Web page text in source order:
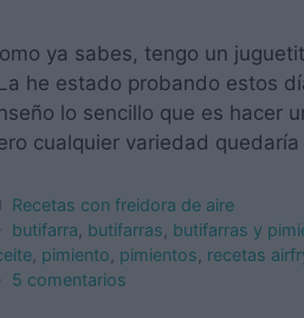
ya sabes, tengo un
he estado probando estos
lo sencillo que es hacer
cualquier variedad
Categorías
Recetas con freidora de aire
Etiquetas
butifarra butifarras butifarras y
pimiento pimientos recetas
5 comentarios